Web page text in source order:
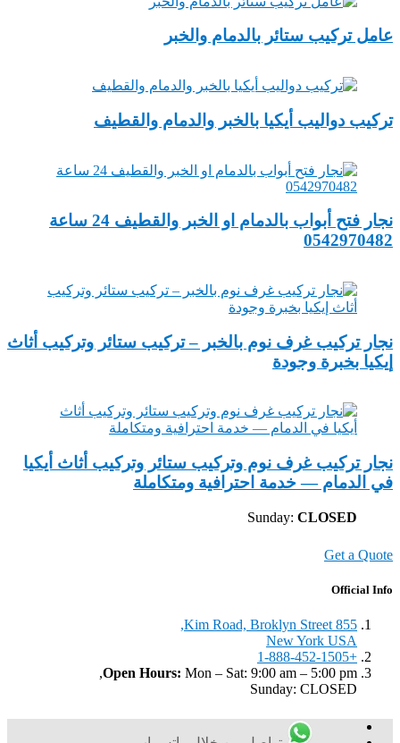
عامل تركيب ستائر بالدمام والخبر
تركيب دواليب أيكيا بالخبر والدمام والقطيف
‏نجار فتح أبواب ‏بالدمام او الخبر والقطيف 24 ساعة
0542970482
نجار تركيب غرف نوم بالخبر – تركيب ستائر وتركيب أثاث
إيكيا بخبرة وجودة
نجار تركيب غرف نوم وتركيب ستائر وتركيب أثاث أيكيا
في الدمام — خدمة احترافية ومتكاملة
Sunday: CLOSED
Get a Quote
Official Info
855 Kim Road, Broklyn Street,
New York USA
+1-888-452-1505
Open Hours: Mon – Sat: 9:00 am – 5:00 pm,
Sunday: CLOSED